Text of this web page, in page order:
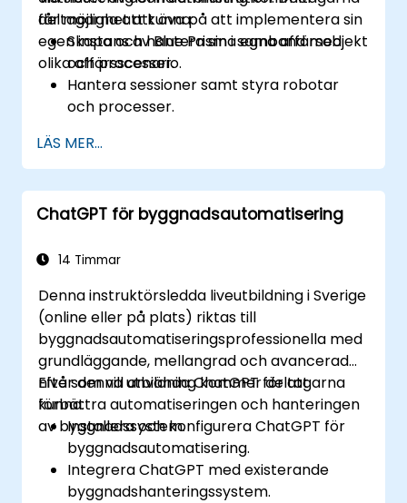
får möjlighet att öva på att implementera sin
egen instans av Blue Prism i samband med
olika affärsscenario.
deltagarna att kunna:
Skapa och hantera sina egna affärsobjekt
och processer.
Hantera sessioner samt styra robotar
och processer.
enlighet med olika affärsmässiga behov.
LÄS MER...
ChatGPT för byggnadsautomatisering
14 Timmar
Denna instruktörsledda liveutbildning i Sverige
(online eller på plats) riktas till
byggnadsautomatiseringsprofessionella med
grundläggande, mellangrad och avancerad
nivå som vill använda ChatGPT för att
förbättra automatiseringen och hanteringen
av byggnadssystem.
Efter denna utbildning kommer deltagarna
kunna:
Installera och konfigurera ChatGPT för
byggnadsautomatisering.
Integrera ChatGPT med existerande
byggnadshanteringssystem.